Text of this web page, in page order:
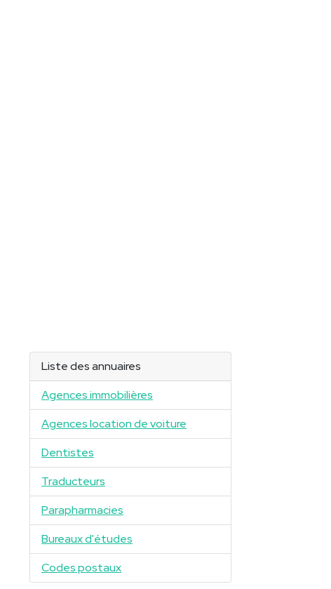
Liste des annuaires
Agences immobilières
Agences location de voiture
Dentistes
Traducteurs
Parapharmacies
Bureaux d'études
Codes postaux